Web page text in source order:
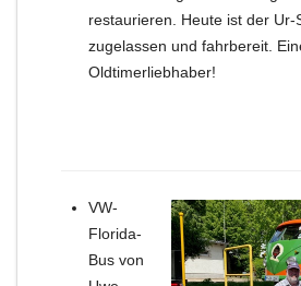
restaurieren. Heute ist der Ur-
zugelassen und fahrbereit.
Oldtimerliebhaber!
VW-
Florida-
Bus von